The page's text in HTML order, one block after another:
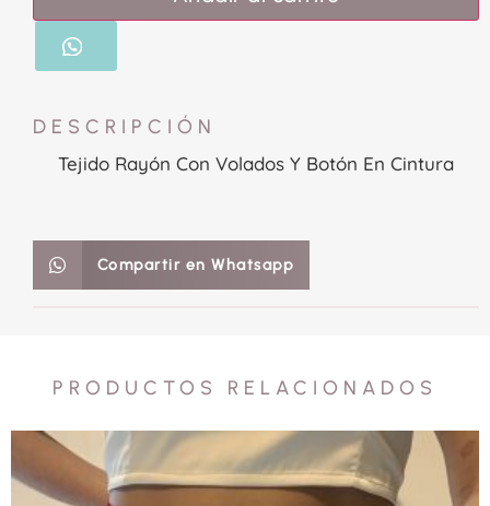
DESCRIPCIÓN
Tejido Rayón Con Volados Y Botón En Cintura
Compartir en Whatsapp
PRODUCTOS RELACIONADOS